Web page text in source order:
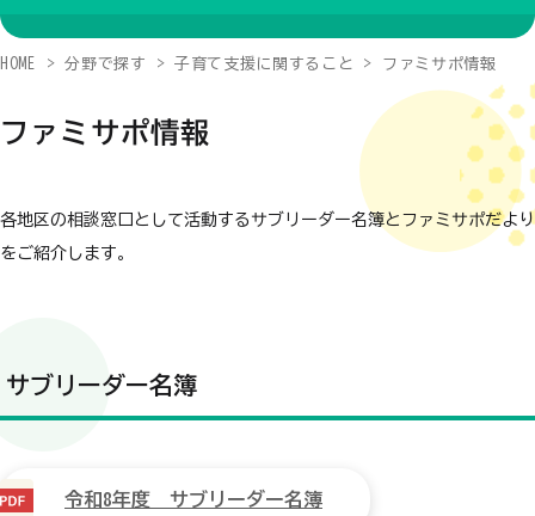
HOME 分野で探す 子育て支援に関すること ファミサポ情報
ファミサポ情報
各地区の相談窓口として活動するサブリーダー名簿とファミサポだより
をご紹介します。
サブリーダー名簿
令和8年度 サブリーダー名簿